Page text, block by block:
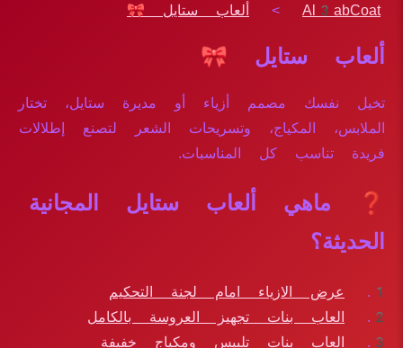
Al3abCoat
> ألعاب ستايل 🎀
ألعاب ستايل 🎀
تخيل نفسك مصمم أزياء أو مديرة ستايل، تختار
الملابس، المكياج، وتسريحات الشعر لتصنع إطلالات
فريدة تناسب كل المناسبات.
❓ ماهي ألعاب ستايل المجانية
الحديثة؟
عرض الازياء امام لجنة التحكيم
العاب بنات تجهيز العروسة بالكامل
العاب بنات تلبيس ومكياج خفيفة